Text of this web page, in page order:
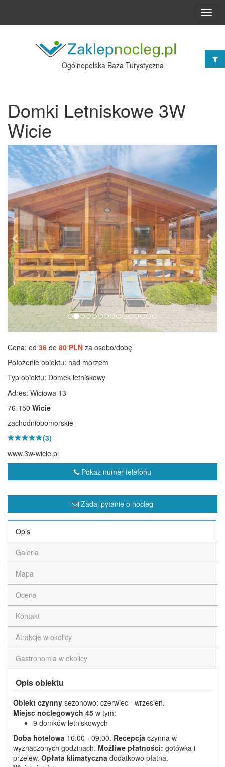
Ogólnopolska Baza Turystyczna
Domki Letniskowe 3W
Wicie
Poprzednie
Cena: od 36 do 80 PLN za osobo/dobę
Położenie obiektu: nad morzem
Typ obiektu: Domek letniskowy
Adres: Wiciowa 13
76-150 Wicie
zachodniopomorskie
(3)
www.3w-wicie.pl
Pokaż numer telefonu
Zadaj pytanie o nocleg
Opis
Galeria
Mapa
Ocena
Kontakt
Atrakcje w okolicy
Gastronomia w okolicy
Opis obiektu
Obiekt czynny sezonowo: czerwiec - wrzesień.
Miejsc noclegowych 45 w tym:
9 domków letniskowych
Doba hotelowa 16:00 - 09:00. Recepcja czynna w
wyznaczonych godzinach. Możliwe płatności: gotówka i
przelew. Opłata klimatyczna dodatkowo płatna.